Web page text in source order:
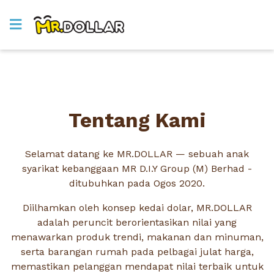
Tentang Kami
Selamat datang ke MR.DOLLAR — sebuah anak
syarikat kebanggaan MR D.I.Y Group (M) Berhad -
ditubuhkan pada Ogos 2020.
Diilhamkan oleh konsep kedai dolar, MR.DOLLAR
adalah peruncit berorientasikan nilai yang
menawarkan produk trendi, makanan dan minuman,
serta barangan rumah pada pelbagai julat harga,
memastikan pelanggan mendapat nilai terbaik untuk